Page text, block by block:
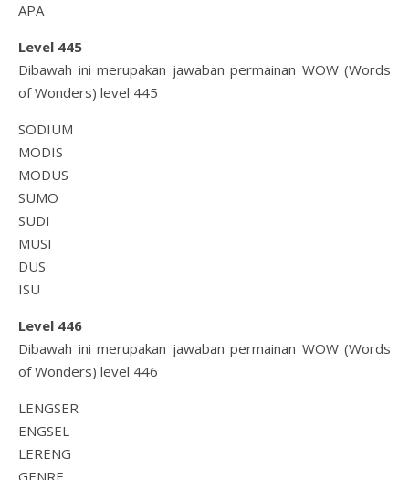
APA
Level 445
Dibawah ini merupakan jawaban permainan WOW (Words
of Wonders) level 445
SODIUM
MODIS
MODUS
SUMO
SUDI
MUSI
DUS
ISU
Level 446
Dibawah ini merupakan jawaban permainan WOW (Words
of Wonders) level 446
LENGSER
ENGSEL
LERENG
GENRE